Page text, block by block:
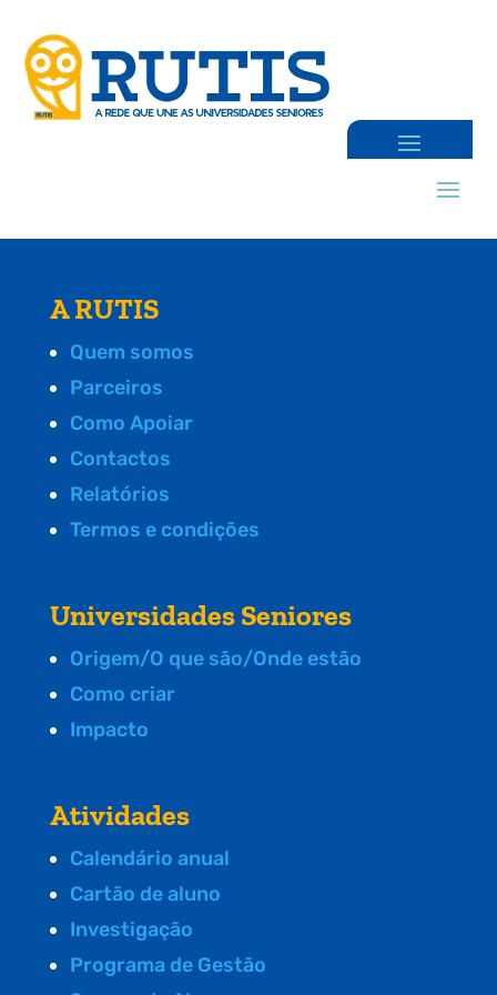
A RUTIS
Quem somos
Parceiros
Como Apoiar
Contactos
Relatórios
Termos e condições
Universidades Seniores
Origem/O que são/Onde estão
Como criar
Impacto
Atividades
Calendário anual
Cartão de aluno
Investigação
Programa de Gestão